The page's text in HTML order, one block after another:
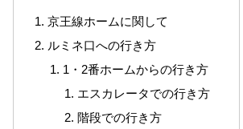
京王線ホームに関して
ルミネ口への行き方
1・2番ホームからの行き方
エスカレータでの行き方
階段での行き方